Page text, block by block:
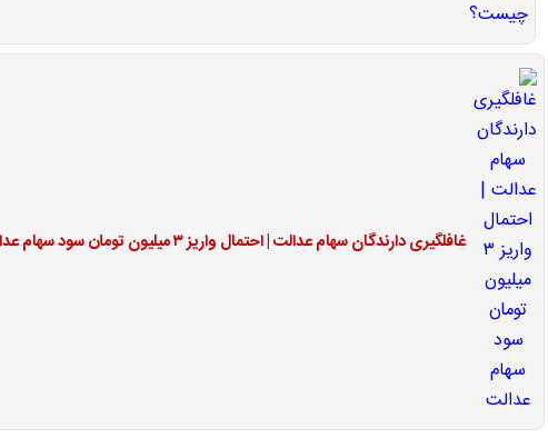
غافلگیری دارندگان سهام عدالت | احتمال واریز ۳ میلیون تومان سود سهام عدالت